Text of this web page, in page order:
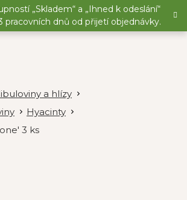
„Skladem“ a „Ihned k odeslání“
pracovních dnů od přijetí objednávky.
a hlízy
Hyacinty
3 ks